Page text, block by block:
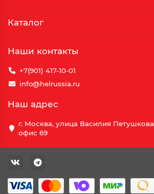
Каталог
Наши контакты
+7(901) 417-10-01
info@helrussia.ru
Наш адрес
г. Москва, улица Василия
офис 69